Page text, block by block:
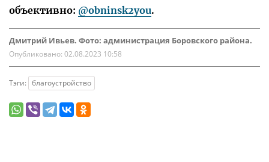
объективно: @obninsk2you.
Дмитрий Ивьев. Фото: администрация Боровского района.
Опубликовано: 02.08.2023 10:58
Тэги: благоустройство